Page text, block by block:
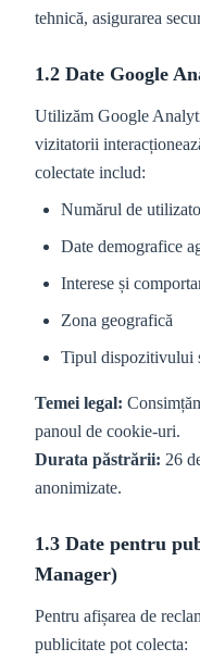
tehnică, asigurarea
1.2 Date Google
Utilizăm Google
vizitatorii
colectate includ:
Numărul de
Date demografice
Interese și
Zona geografică
Tipul dispozitivului
Temei legal:
panoul de cookie-uri.
Durata păstrării: 26
anonimizate.
1.3 Date pentru
Manager)
Pentru afișarea de
publicitate pot colecta: